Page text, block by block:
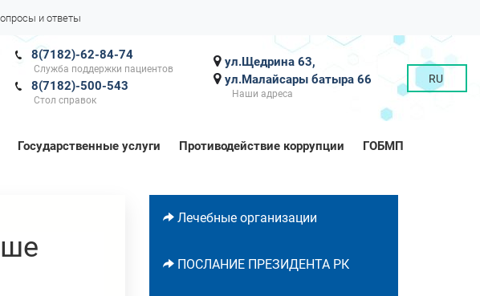
и ответы
RU
ул.Щедрина 63,
ул.Малайсары батыра 66
Наши адреса
8(7182)-62-84-74
Служба поддержки пациентов
8(7182)-500-543
Стол справок
Государственные услуги Противодействие коррупции ГОБМП
Лечебные организации
ПОСЛАНИЕ ПРЕЗИДЕНТА РК